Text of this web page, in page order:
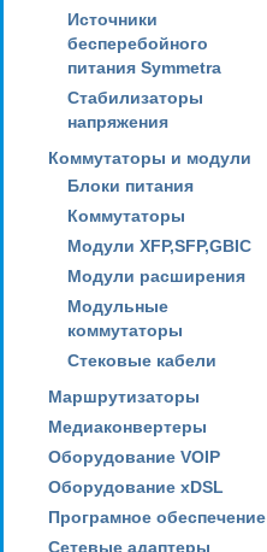
Источники
бесперебойного
питания Symmetra
Стабилизаторы
напряжения
Коммутаторы и модули
Блоки питания
Коммутаторы
Модули XFP,SFP,GBIC
Модули расширения
Модульные
коммутаторы
Стековые кабели
Маршрутизаторы
Медиаконвертеры
Оборудование VOIP
Оборудование xDSL
Програмное обеспечение
Сетевые адаптеры